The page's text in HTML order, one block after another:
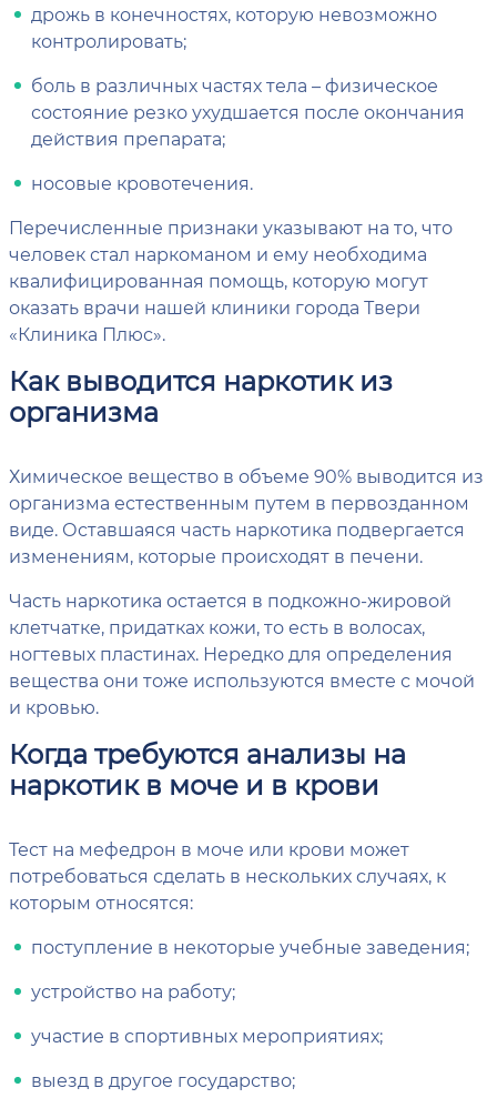
дрожь в конечностях, которую невозможно
контролировать;
боль в различных частях тела – физическое
состояние резко ухудшается после окончания
действия препарата;
носовые кровотечения.
Перечисленные признаки указывают на то, что
человек стал наркоманом и ему необходима
квалифицированная помощь, которую могут
оказать врачи нашей клиники города Твери
«Клиника Плюс».
Как выводится наркотик из
организма
Химическое вещество в объеме 90% выводится из
организма естественным путем в первозданном
виде. Оставшаяся часть наркотика подвергается
изменениям, которые происходят в печени.
Часть наркотика остается в подкожно-жировой
клетчатке, придатках кожи, то есть в волосах,
ногтевых пластинах. Нередко для определения
вещества они тоже используются вместе с мочой
и кровью.
Когда требуются анализы на
наркотик в моче и в крови
Тест на мефедрон в моче или крови может
потребоваться сделать в нескольких случаях, к
которым относятся:
поступление в некоторые учебные заведения;
устройство на работу;
участие в спортивных мероприятиях;
выезд в другое государство;